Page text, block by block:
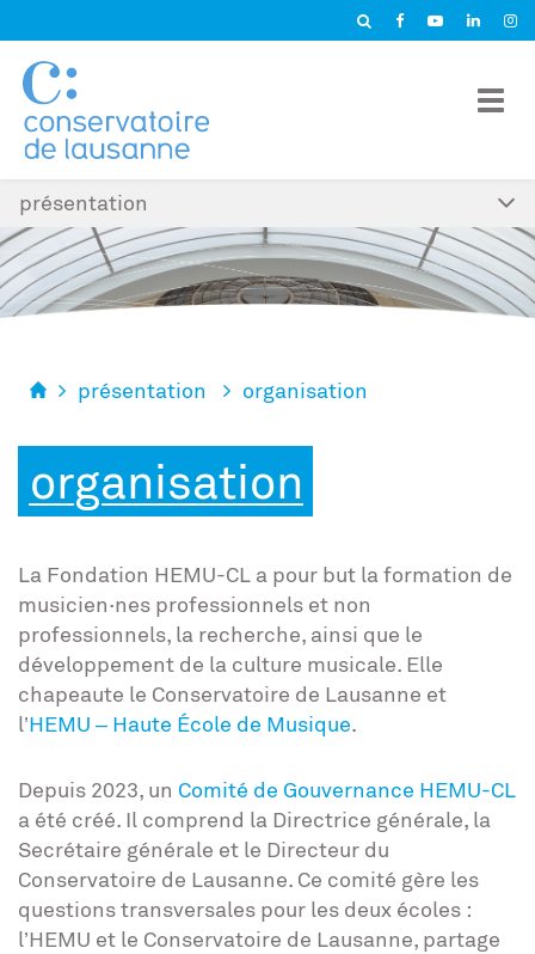
présentation
présentation organisation
organisation
La Fondation HEMU-CL a pour but la formation de
musicien·nes professionnels et non
professionnels, la recherche, ainsi que le
développement de la culture musicale. Elle
chapeaute le Conservatoire de Lausanne et
l’HEMU – Haute École de Musique.
Depuis 2023, un Comité de Gouvernance HEMU-CL
a été créé. Il comprend la Directrice générale, la
Secrétaire générale et le Directeur du
Conservatoire de Lausanne. Ce comité gère les
questions transversales pour les deux écoles :
l’HEMU et le Conservatoire de Lausanne, partage